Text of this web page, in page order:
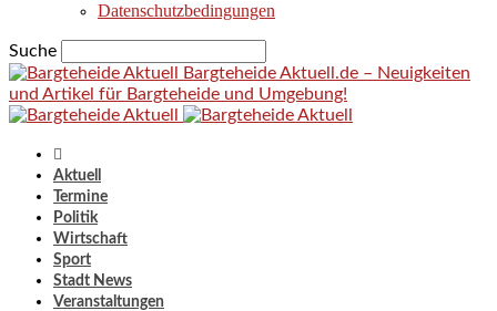
Datenschutzbedingungen
Suche
Bargteheide Aktuell.de – Neuigkeiten
und Artikel für Bargteheide und Umgebung!
Aktuell
Termine
Politik
Wirtschaft
Sport
Stadt News
Veranstaltungen